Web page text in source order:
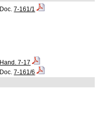
Doc.7-161/1
Hand. 7-17
Doc.7-161/6